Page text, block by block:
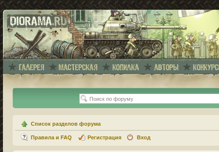
Список разделов форума
Правила и FAQ Регистрация Вход